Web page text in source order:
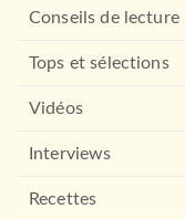
Conseils de lecture
Tops et sélections
Vidéos
Interviews
Recettes